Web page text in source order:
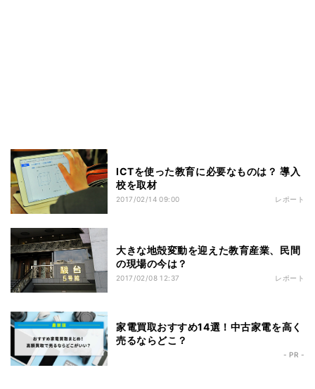
ICTを使った教育に必要なものは？ 導入
校を取材
2017/02/14 09:00 レポート
大きな地殻変動を迎えた教育産業、民間
の現場の今は？
2017/02/08 12:37 レポート
家電買取おすすめ14選！中古家電を高く
売るならどこ？
- PR -